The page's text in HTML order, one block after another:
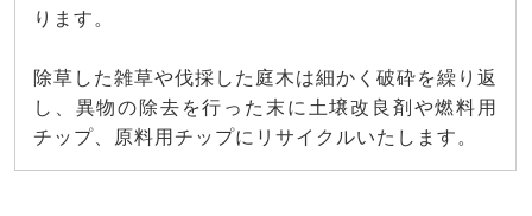
ります。
除草した雑草や伐採した庭木は細かく破砕を繰り返
し、異物の除去を行った末に土壌改良剤や燃料用
チップ、原料用チップにリサイクルいたします。